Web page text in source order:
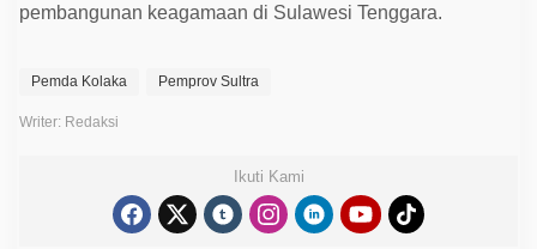
pembangunan keagamaan di Sulawesi Tenggara.
Pemda Kolaka Pemprov Sultra
Writer: Redaksi
Ikuti Kami